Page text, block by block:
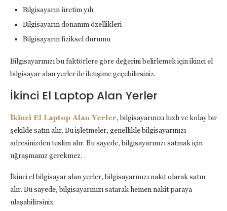
Bilgisayarın üretim yılı
Bilgisayarın donanım özellikleri
Bilgisayarın fiziksel durumu
Bilgisayarınızı bu faktörlere göre değerini belirlemek için ikinci el
bilgisayar alan yerler ile iletişime geçebilirsiniz.
İkinci El Laptop Alan Yerler
İkinci El Laptop Alan Yerler, bilgisayarınızı hızlı ve kolay bir
şekilde satın alır. Bu işletmeler, genellikle bilgisayarınızı
adresinizden teslim alır. Bu sayede, bilgisayarınızı satmak için
uğraşmanız gerekmez.
İkinci el bilgisayar alan yerler, bilgisayarınızı nakit olarak satın
alır. Bu sayede, bilgisayarınızı satarak hemen nakit paraya
ulaşabilirsiniz.